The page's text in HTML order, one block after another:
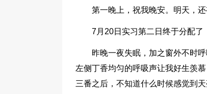
第一晚上，祝我晚安。明天，还
7月20日实习第二日终于分配了
昨晚一夜失眠，加之窗外不时
左侧丁香均匀的呼吸声让我好生羡
三番之后，不知道什么时候感觉到